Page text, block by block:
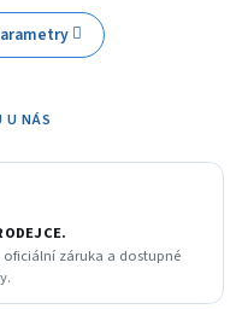
U NÁS
záruka a dostupné